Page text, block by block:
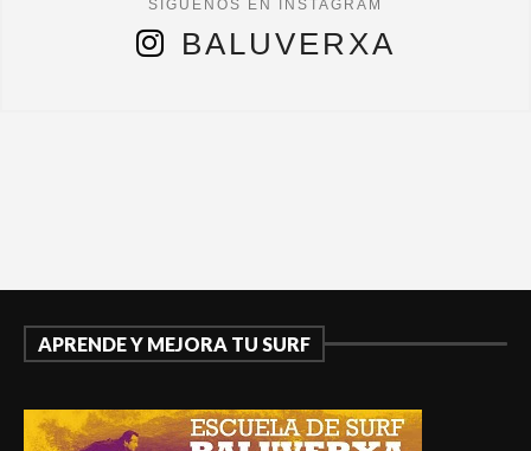
BALUVERXA
APRENDE Y MEJORA TU SURF